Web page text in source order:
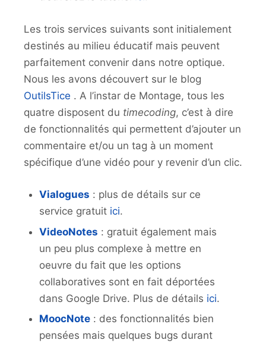
Les trois services suivants sont initialement
destinés au milieu éducatif mais peuvent
parfaitement convenir dans notre optique.
Nous les avons découvert sur le blog
OutilsTice . A l’instar de Montage, tous les
quatre disposent du timecoding, c’est à dire
de fonctionnalités qui permettent d’ajouter un
commentaire et/ou un tag à un moment
spécifique d’une vidéo pour y revenir d’un clic.
Vialogues : plus de détails sur ce
service gratuit ici.
VideoNotes : gratuit également mais
un peu plus complexe à mettre en
oeuvre du fait que les options
collaboratives sont en fait déportées
dans Google Drive. Plus de détails ici.
MoocNote: des fonctionnalités bien
pensées mais quelques bugs durant